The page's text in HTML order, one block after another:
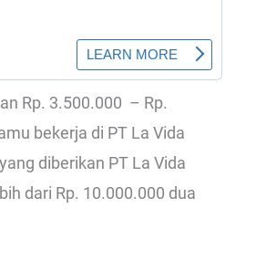
Rp. 3.500.000 – Rp.
bekerja di PT La Vida
diberikan PT La Vida
dari Rp. 10.000.000 dua